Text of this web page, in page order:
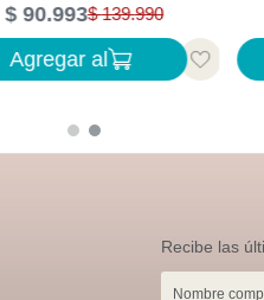
$ 139.990
$ 90.993
Agregar al
Recibe las